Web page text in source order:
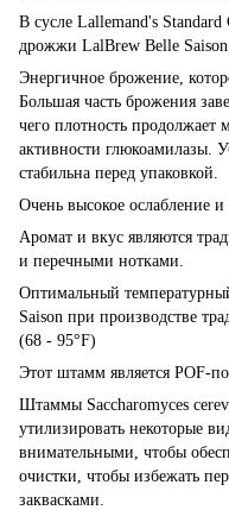
В сусле Lallemand's
дрожжи LalBrew Belle Saison
Энергичное брожение,
Большая часть брожения
чего плотность продолжает
активности глюкоамилазы.
стабильна перед упаковкой.
Очень высокое ослабление
Аромат и вкус являются
и перечными нотками.
Оптимальный
Saison при производстве
(68 - 95°F)
Этот штамм является POF-
Штаммы Saccharomyces
утилизировать некоторые
внимательными, чтобы
очистки, чтобы избежать
заквасками.